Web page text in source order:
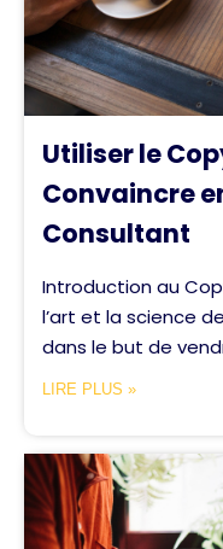
Utiliser le
Convaincre
Consultant
Introduction au
l’art et la science
dans le but de
LIRE PLUS »